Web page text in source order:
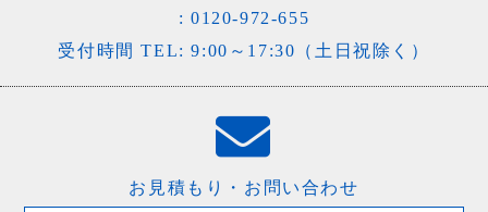
: 0120-972-655
受付時間 TEL: 9:00～17:30（土日祝除く）
お見積もり・お問い合わせ